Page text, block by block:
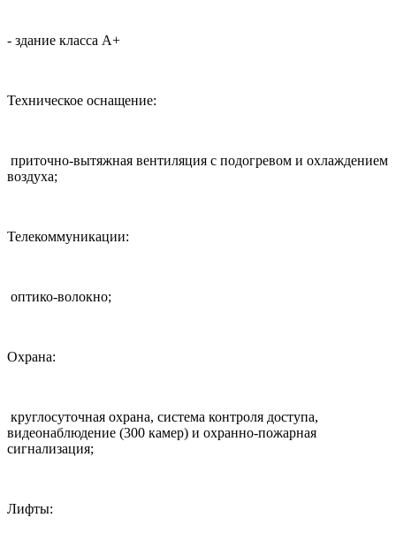
- здание класса А+
Техническое оснащение:
приточно-вытяжная вентиляция с подогревом и охлаждением
воздуха;
Телекоммуникации:
оптико-волокно;
Охрана:
круглосуточная охрана, система контроля доступа,
видеонаблюдение (300 камер) и охранно-пожарная
сигнализация;
Лифты: